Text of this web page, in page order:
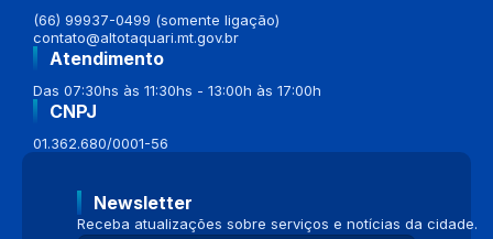
(66) 99937-0499 (somente ligação)
contato@altotaquari.mt.gov.br
Atendimento
Das 07:30hs às 11:30hs - 13:00h às 17:00h
CNPJ
01.362.680/0001-56
Newsletter
Receba atualizações sobre serviços e notícias da cidade.